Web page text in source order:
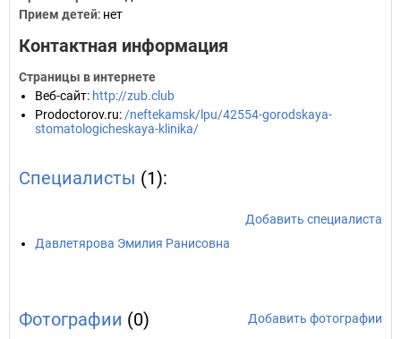
Прием детей: нет
Контактная информация
Страницы в интернете
Веб-сайт: http://zub.club
Prodoctorov.ru: /neftekamsk/lpu/42554-gorodskaya-
stomatologicheskaya-klinika/
Специалисты (1):
Добавить специалиста
Давлетярова Эмилия Ранисовна
Фотографии (0) Добавить фотографии